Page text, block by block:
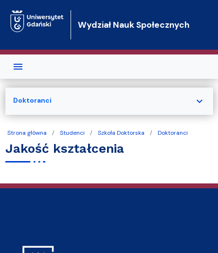
Wydział Nauk Społecznych
Strona główna Studenci Szkoła Doktorska Doktoranci
Jakość kształcenia
Doktoranci expand_more